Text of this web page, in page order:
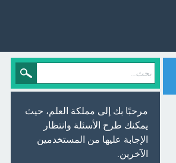
مرحبًا بك إلى مملكة العلم، حيث
يمكنك طرح الأسئلة وانتظار
الإجابة عليها من المستخدمين
الآخرين.